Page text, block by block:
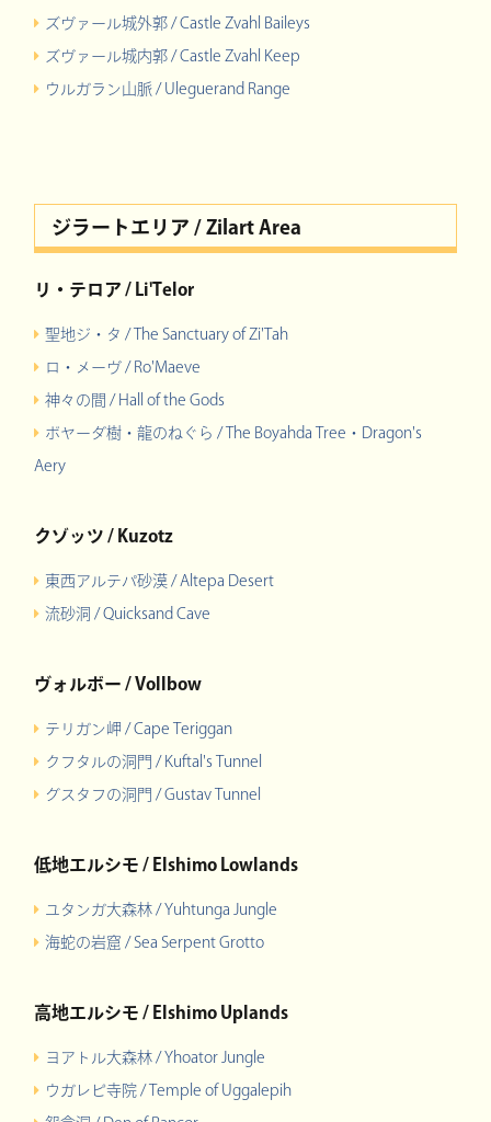
ズヴァール城外郭 / Castle Zvahl Baileys
ズヴァール城内郭 / Castle Zvahl Keep
ウルガラン山脈 / Uleguerand Range
ジラートエリア / Zilart Area
リ・テロア / Li'Telor
聖地ジ・タ / The Sanctuary of Zi'Tah
ロ・メーヴ / Ro'Maeve
神々の間 / Hall of the Gods
ボヤーダ樹・龍のねぐら / The Boyahda Tree・Dragon's
Aery
クゾッツ / Kuzotz
東西アルテパ砂漠 / Altepa Desert
流砂洞 / Quicksand Cave
ヴォルボー / Vollbow
テリガン岬 / Cape Teriggan
クフタルの洞門 / Kuftal's Tunnel
グスタフの洞門 / Gustav Tunnel
低地エルシモ / Elshimo Lowlands
ユタンガ大森林 / Yuhtunga Jungle
海蛇の岩窟 / Sea Serpent Grotto
高地エルシモ / Elshimo Uplands
ヨアトル大森林 / Yhoator Jungle
ウガレピ寺院 / Temple of Uggalepih